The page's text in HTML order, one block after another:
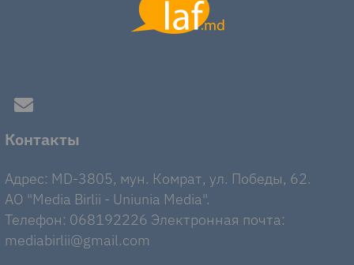
Контакты
Адрес: MD-3805, мун. Комрат, ул. Победы, 62.
AO "Media Birlii - Uniunia Media".
Телефон: 068192226 Электронная почта:
mediabirlii@gmail.com